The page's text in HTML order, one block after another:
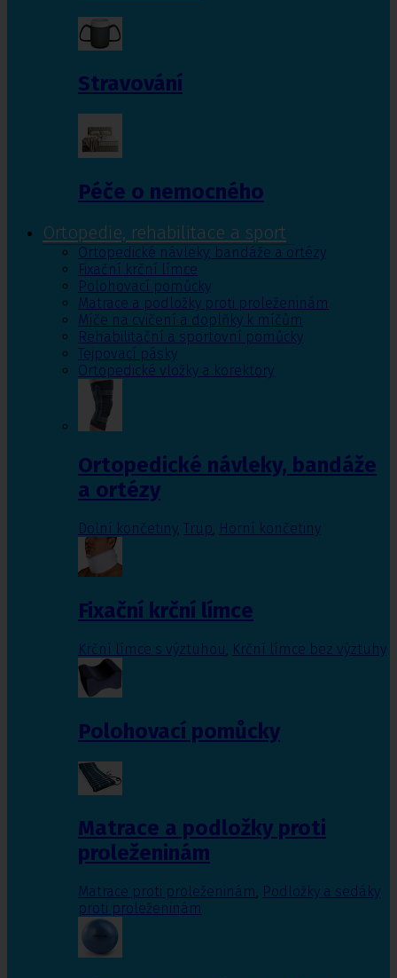
Stravování
Péče o nemocného
Ortopedie, rehabilitace a sport
Ortopedické návleky, bandáže a ortézy
Fixační krční límce
Polohovací pomůcky
Matrace a podložky proti proleženinám
Míče na cvičení a doplňky k míčům
Rehabilitační a sportovní pomůcky
Tejpovací pásky
Ortopedické vložky a korektory
Ortopedické návleky, bandáže
a ortézy
Dolní končetiny, Trup, Horní končetiny
Fixační krční límce
Krční límce s výztuhou Krční límce bez výztuhy
Polohovací pomůcky
Matrace a podložky proti
proleženinám
Matrace proti proleženinám, Podložky a sedáky
proti proleženinám